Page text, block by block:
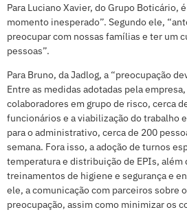
Para Luciano Xavier, do Grupo Boticário,
momento inesperado”. Segundo ele,
preocupar com nossas famílias e ter um
pessoas”.
Para Bruno, da Jadlog, a “preocupação
Entre as medidas adotadas pela
colaboradores em grupo de risco, cerca
funcionários e a viabilização do trabalho
para o administrativo, cerca de 200
semana. Fora isso, a adoção de turnos
temperatura e distribuição de EPIs, além
treinamentos de higiene e segurança e
ele, a comunicação com parceiros sobre
preocupação, assim como minimizar os